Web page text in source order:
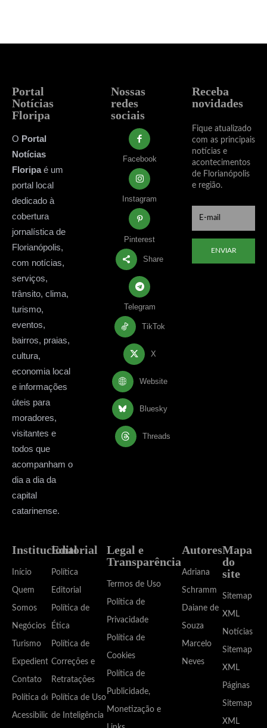
Portal
Notícias
Floripa
O Portal
Notícias
Floripaé um
portal local
dedicado à
cobertura
jornalística de
Florianópolis,
com notícias,
serviços,
trânsito, clima,
turismo,
eventos,
bairros, praias,
cultura,
economia local
e informações
úteis para
moradores,
visitantes e
todos que
acompanham o
dia a dia da
capital
catarinense.
Nossas
redes
sociais
Facebook
Instagram
Pinterest
Share
Telegram
TikTok
X
Website
Bluesky
Threads
Receba
novidades
Fique atualizado
com as principais
notícias e
acontecimentos
de Florianópolis
e região.
ENVIAR
Institucional
Início
Quem
Somos
Negócios
Turismo
Expediente
Contato
Política de
Acessibilidade
Editorial
Política
Editorial
Política de
Ética
Política de
Correções e
Retratações
Política de Uso
de Inteligência
Legal e
Transparência
Termos de Uso
Política de
Privacidade
Política de
Cookies
Política de
Publicidade,
Monetização e
Autores
Adriana
Schramm
Daiane de
Souza
Marcelo
Neves
Mapa
do
site
Sitemap
XML
Notícias
Sitemap
XML
Páginas
Sitemap
XML